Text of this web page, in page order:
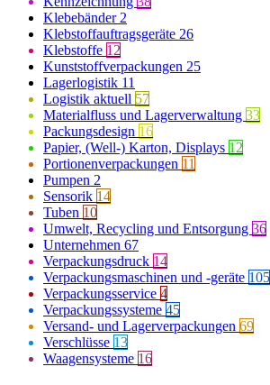
Klebebänder 2
Klebstoffauftragsgeräte 26
Klebstoffe 12
Kunststoffverpackungen 25
Lagerlogistik 11
Logistik aktuell 57
Materialfluss und Lagerverwaltung 33
Packungsdesign 16
Papier, (Well-) Karton, Displays 12
Portionenverpackungen 11
Pumpen 2
Sensorik 14
Tuben 10
Umwelt, Recycling und Entsorgung 36
Unternehmen 67
Verpackungsdruck 14
Verpackungsmaschinen und -geräte 105
Verpackungsservice 4
Verpackungssysteme 45
Versand- und Lagerverpackungen 69
Verschlüsse 13
Waagensysteme 16